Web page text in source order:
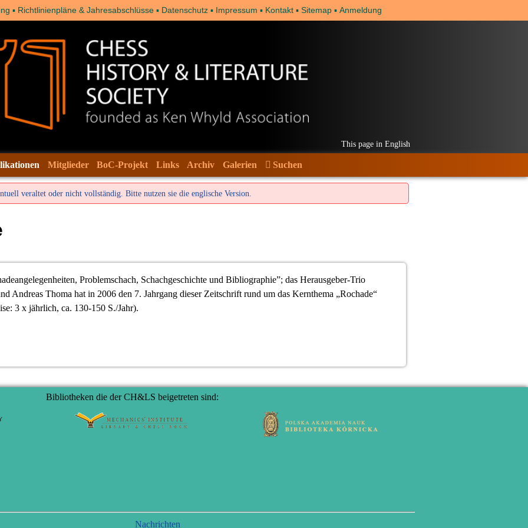
Richtlinienpläne & Jahresabschlüsse Datenschutz Impressum Kontakt Sitemap Anmeldung
This page in English
Mitglieder BoC-Projekt Links Archiv Galerien Suchen
veraltet oder nicht vollständig. Bitte nutzen sie die englische Version.
Problemschach, Schachgeschichte und Bibliographie”; das Herausgeber-Trio
Andreas Thoma hat in 2006 den 7. Jahrgang dieser Zeitschrift rund um das Kernthema „Rochade“
3 x jährlich, ca. 130-150 S./Jahr).
Bibliotheken die der CH&LS beigetreten sind:
Navigation
Nachrichten